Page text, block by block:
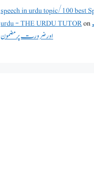
speech in urdu topic/100 best
urdu - THE URDU TUTORon
اور ضرورت پر مضمون